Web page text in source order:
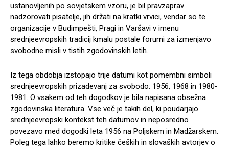
ustanovljenih po sovjetskem vzoru, je bil pravzaprav
nadzorovati pisatelje, jih držati na kratki vrvici, vendar so te
organizacije v Budimpešti, Pragi in Varšavi v imenu
srednjeevropskih tradicij kmalu postale forumi za izmenjavo
svobodne misli v tistih zgodovinskih letih.
Iz tega obdobja izstopajo trije datumi kot pomembni simboli
srednjeevropskih prizadevanj za svobodo: 1956, 1968 in 1980-
1981. O vsakem od teh dogodkov je bila napisana obsežna
zgodovinska literatura. Vse več je takih del, ki poudarjajo
srednjeevropski kontekst teh datumov in neposredno
povezavo med dogodki leta 1956 na Poljskem in Madžarskem.
Poleg tega lahko beremo kritike čeških in slovaških avtorjev o